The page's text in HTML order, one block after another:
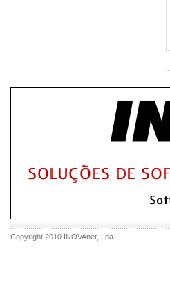
Copyright 2010 INOVAnet , Lda.